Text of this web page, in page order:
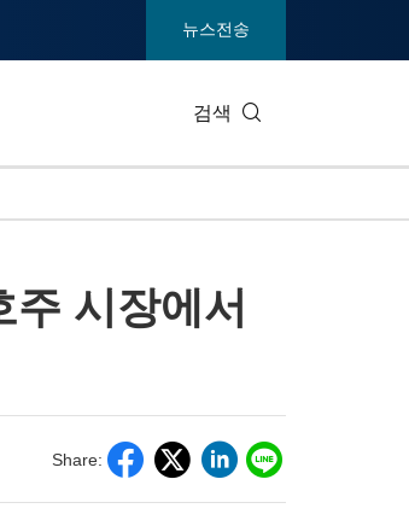
뉴스전송
검색
엔터테인먼트 및 미디어
시장에서
Share: